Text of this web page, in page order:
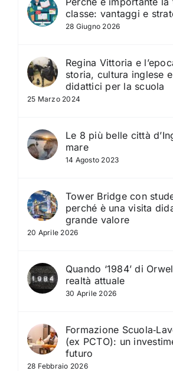
classe: vantaggi e
28 Giugno 2026
Regina Vittoria e
storia, cultura inglese
didattici per la scuola
25 Marzo 2024
Le 8 più belle città
mare
14 Agosto 2023
Tower Bridge con
perché è una visita
grande valore
20 Aprile 2026
Quando ‘1984’ di
realtà attuale
30 Aprile 2026
Formazione
(ex PCTO): un
futuro
28 Febbraio 2026